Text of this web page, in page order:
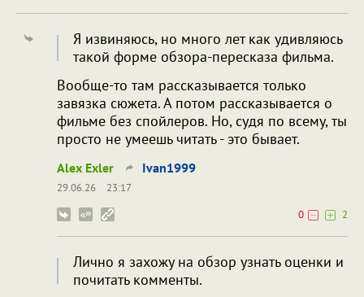
Я извиняюсь, но много лет как удивляюсь
такой форме обзора-пересказа фильма.
Вообще-то там рассказывается только
завязка сюжета. А потом рассказывается о
фильме без спойлеров. Но, судя по всему, ты
просто не умеешь читать - это бывает.
Alex Exler Ivan1999
29.06.26
23:17
0
2
Лично я захожу на обзор узнать оценки и
почитать комменты.